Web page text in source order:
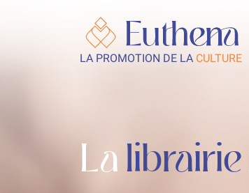
LA PROMOTION DE LA CULTURE
Lalibrairie